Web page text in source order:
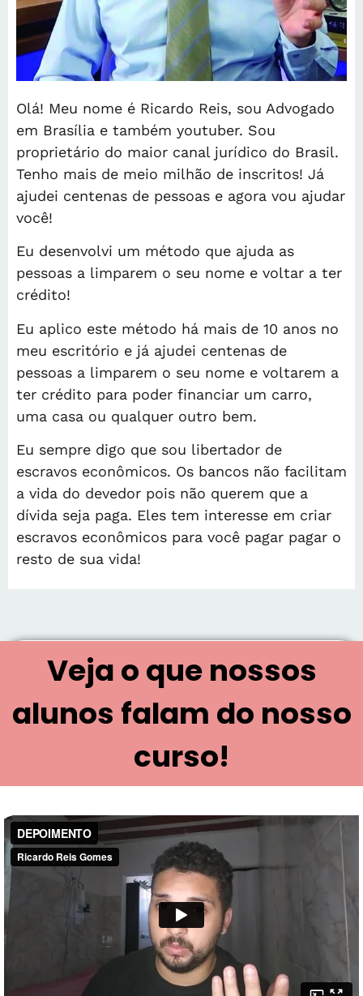
Olá! Meu nome é Ricardo Reis, sou Advogado
em Brasília e também youtuber. Sou
proprietário do maior canal jurídico do Brasil.
Tenho mais de meio milhão de inscritos! Já
ajudei centenas de pessoas e agora vou ajudar
você!
Eu desenvolvi um método que ajuda as
pessoas a limparem o seu nome e voltar a ter
crédito!
Eu aplico este método há mais de 10 anos no
meu escritório e já ajudei centenas de
pessoas a limparem o seu nome e voltarem a
ter crédito para poder financiar um carro,
uma casa ou qualquer outro bem.
Eu sempre digo que sou libertador de
escravos econômicos. Os bancos não facilitam
a vida do devedor pois não querem que a
dívida seja paga. Eles tem interesse em criar
escravos econômicos para você pagar pagar o
resto de sua vida!
Veja o que nossos
alunos falam do nosso
curso!